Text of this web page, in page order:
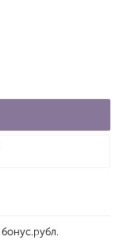
бонус.рубл.